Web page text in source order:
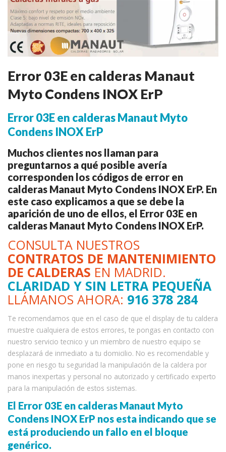
Error 03E en calderas Manaut
Myto Condens INOX ErP
Error 03E en calderas Manaut Myto
Condens INOX ErP
Muchos clientes nos llaman para
preguntarnos a qué posible avería
corresponden los códigos de error en
calderas Manaut Myto Condens INOX ErP. En
este caso explicamos a que se debe la
aparición de uno de ellos, el Error 03E en
calderas Manaut Myto Condens INOX ErP.
CONSULTA NUESTROS
CONTRATOS DE MANTENIMIENTO
DE CALDERAS EN MADRID.
CLARIDAD Y SIN LETRA PEQUEÑA
LLÁMANOS AHORA: 916 378 284
Te recomendamos que en el caso de que el display de tu caldera
muestre cualquiera de estos errores, te pongas en contacto con
nuestro servicio tecnico y un miembro de nuestro equipo se
desplazará de inmediato a tu domicilio. No es recomendable y
pone en riesgo tu seguridad la manipulación de la caldera por
manos inexpertas y personal no autorizado y certificado experto
para la manipulación de estos sistemas.
El Error 03E en calderas Manaut Myto
Condens INOX ErP nos esta indicando que se
está produciendo un fallo en el bloque
genérico.